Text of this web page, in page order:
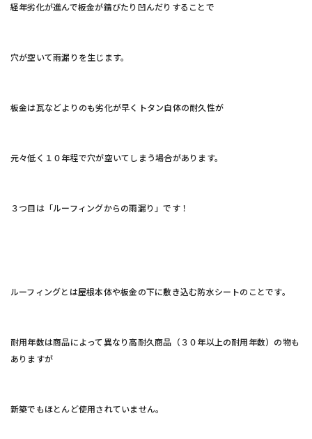
経年劣化が進んで板金が錆びたり凹んだりすることで
穴が空いて雨漏りを生じます。
板金は瓦などよりのも劣化が早くトタン自体の耐久性が
元々低く１０年程で穴が空いてしまう場合があります。
３つ目は「ルーフィングからの雨漏り」です！
ルーフィングとは屋根本体や板金の下に敷き込む防水シートのことです。
耐用年数は商品によって異なり高耐久商品（３０年以上の耐用年数）の物も
ありますが
新築でもほとんど使用されていません。